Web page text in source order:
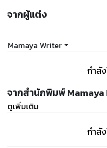
อาจทำให้การอ่านขาดช่วงได้
แพงกว่าค่ะ (เนื่องจากระบบไม่มี
จากผู้แต่ง
Mamaya Writer
กำลั
จากสำนักพิมพ์
ดูเพิ่มเติม
กำลั